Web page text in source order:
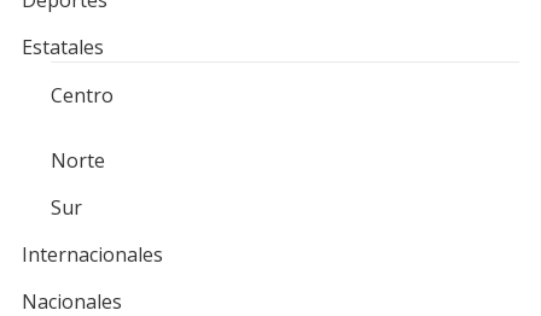
Estatales
Centro
Norte
Sur
Internacionales
Nacionales